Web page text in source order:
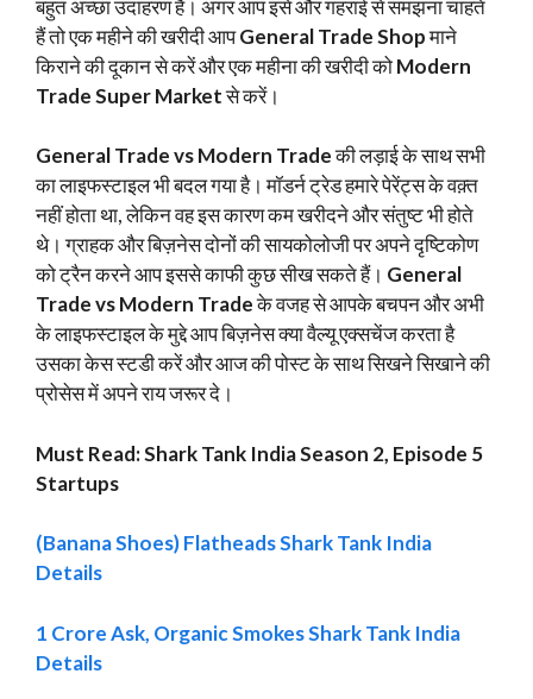
बहुत अच्छा उदाहरण है। अगर आप इसे और गहराई से समझना चाहते
हैं तो एक महीने की खरीदी आपGeneral Trade Shopमाने
किराने की दूकान से करें और एक महीना की खरीदी कोModern
Trade Super Marketसे करें।
General Trade vs Modern Tradeकी लड़ाई के साथ सभी
का लाइफस्टाइल भी बदल गया है। मॉडर्न ट्रेड हमारे पेरेंट्स के वक़्त
नहीं होता था, लेकिन वह इस कारण कम खरीदने और संतुष्ट भी होते
थे। ग्राहक और बिज़नेस दोनों की सायकोलोजी पर अपने दृष्टिकोण
को ट्रैन करने आप इससे काफी कुछ सीख सकते हैं। General
Trade vs Modern Tradeके वजह से आपके बचपन और अभी
के लाइफस्टाइल के मुद्दे आप बिज़नेस क्या वैल्यू एक्सचेंज करता है
उसका केस स्टडी करें और आज की पोस्ट के साथ सिखने सिखाने की
प्रोसेस में अपने राय जरूर दे।
Must Read: Shark Tank India Season 2, Episode 5
Startups
(Banana Shoes) Flatheads Shark Tank India
Details
1 Crore Ask, Organic Smokes Shark Tank India
Details